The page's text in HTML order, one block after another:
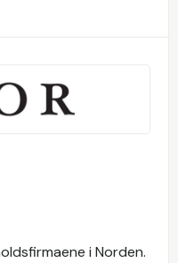
i Norden.